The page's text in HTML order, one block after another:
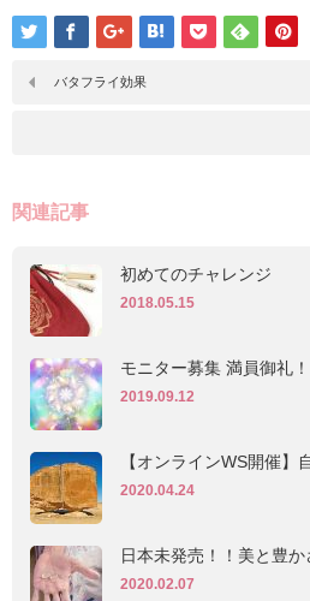
バタフライ効果
関連記事
初めてのチャレンジ
2018.05.15
モニター募集 満員御礼！
2019.09.12
【オンラインWS開催】
2020.04.24
日本未発売！！美と豊
2020.02.07